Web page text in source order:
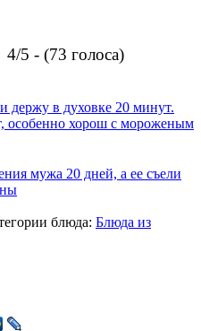
4/5 - (73 голоса)
держу в духовке 20 минут.
особенно хорош с мороженым
мужа 20 дней, а ее съели
блюда: Блюда из